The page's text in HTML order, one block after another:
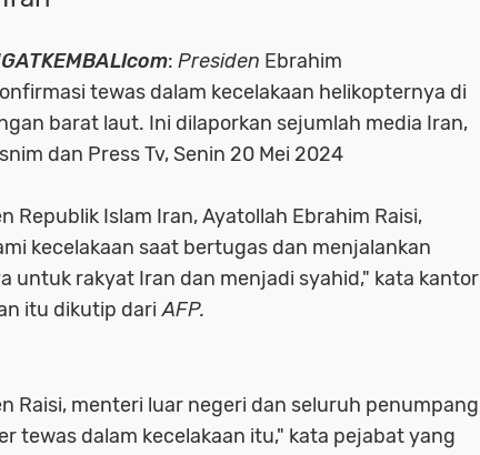
: Presiden Ebrahim
tewas dalam kecelakaan helikopternya di
barat laut. Ini dilaporkan sejumlah media Iran,
dan Press Tv, Senin 20 Mei 2024
Republik Islam Iran, Ayatollah Ebrahim Raisi,
kecelakaan saat bertugas dan menjalankan
untuk rakyat Iran dan menjadi syahid," kata kantor
itu dikutip dari AFP.
Raisi, menteri luar negeri dan seluruh penumpang
tewas dalam kecelakaan itu," kata pejabat yang